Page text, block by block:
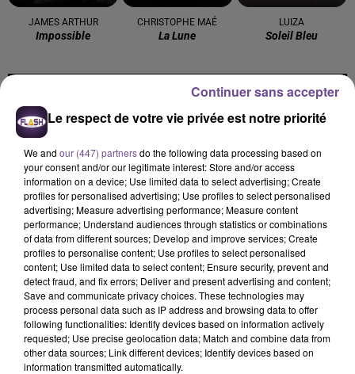
JAMES ARTHUR
Impossible
CHRISTOPHE MAÉ
La Lune
LUIZA
Soleil Bleu
Cet élément est masqué compte-tenu du refus du
dépôt de cookies que vous avez exprimé. Si vous
souhaitez l'afficher, merci de nous donner votre accord
en cliquant sur le bouton ci-dessous.
Afficher l'élément
PRÈS DE CHEZ VOUS
Le respect de votre vie privée est notre priorité
We and our (447) partnersdo the following data processing based on
your consent and/or our legitimate interest: Store and/or access
information on a device; Use limited data to select advertising; Create
profiles for personalised advertising; Use profiles to select personalised
advertising; Measure advertising performance; Measure content
performance; Understand audiences through statistics or combinations
of data from different sources; Develop and improve services; Create
profiles to personalise content; Use profiles to select personalised
content; Use limited data to select content; Ensure security, prevent and
detect fraud, and fix errors; Deliver and present advertising and content;
Save and communicate privacy choices. These technologies may
process personal data such as IP address and browsing data to offer
following functionalities: Identify devices based on information actively
requested; Use precise geolocation data; Match and combine data from
other data sources; Link different devices; Identify devices based on
information transmitted automatically.
Continuer sans accepter